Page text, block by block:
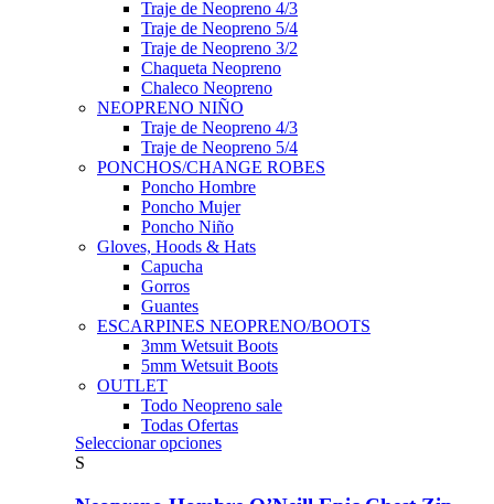
Traje de Neopreno 4/3
Traje de Neopreno 5/4
Traje de Neopreno 3/2
Chaqueta Neopreno
Chaleco Neopreno
NEOPRENO NIÑO
Traje de Neopreno 4/3
Traje de Neopreno 5/4
PONCHOS/CHANGE ROBES
Poncho Hombre
Poncho Mujer
Poncho Niño
Gloves, Hoods & Hats
Capucha
Gorros
Guantes
ESCARPINES NEOPRENO/BOOTS
3mm Wetsuit Boots
5mm Wetsuit Boots
OUTLET
Todo Neopreno sale
Todas Ofertas
Seleccionar opcionesEste
S